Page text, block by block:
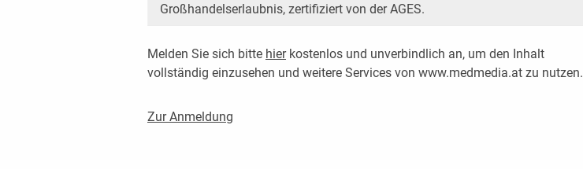
Großhandelserlaubnis, zertifiziert von der AGES.
Melden Sie sich bitte hierkostenlos und unverbindlich an, um den Inhalt
vollständig einzusehen und weitere Services von www.medmedia.at zu nutzen.
Zur Anmeldung